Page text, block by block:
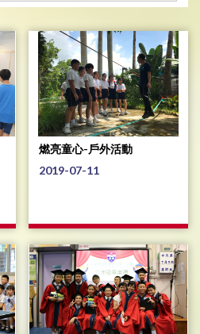
燃亮童心-戶外活動
2019-07-11